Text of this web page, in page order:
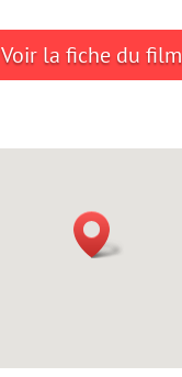
Voir la fiche du film